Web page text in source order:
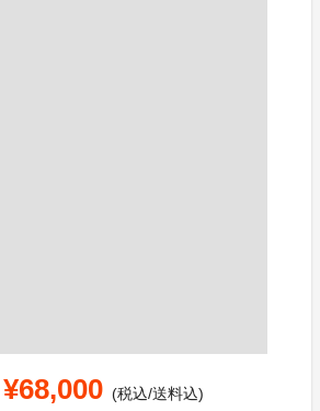
¥68,000 (税込/送料込)